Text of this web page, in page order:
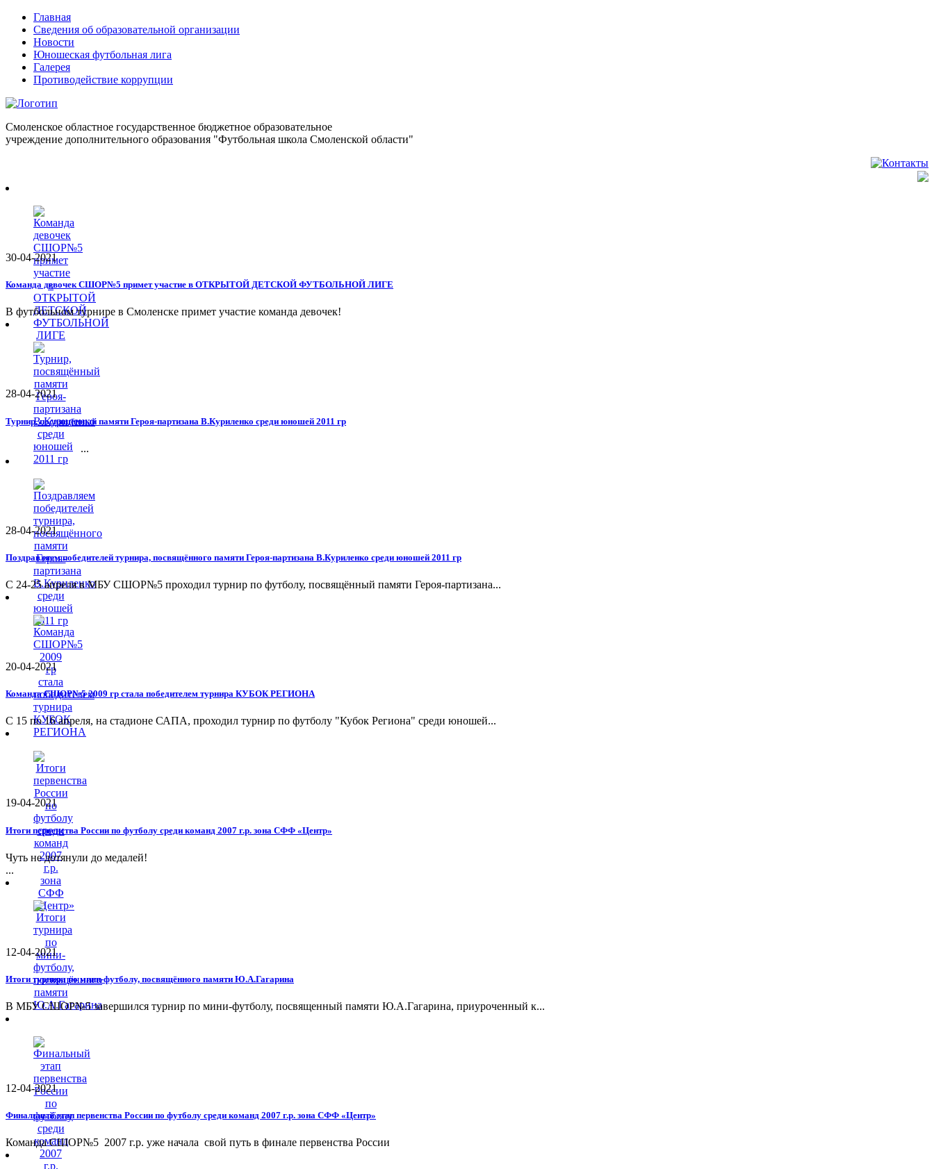
Главная
Сведения об образовательной организации
Новости
Юношеская футбольная лига
Галерея
Противодействие коррупции
Смоленское областное государственное бюджетное образовательное
учреждение дополнительного образования "Футбольная школа Смоленской области"
30-04-2021
Команда девочек СШОР№5 примет участие в ОТКРЫТОЙ ДЕТСКОЙ ФУТБОЛЬНОЙ ЛИГЕ
В футбольном турнире в Смоленске примет участие команда девочек!
28-04-2021
Турнир, посвящённый памяти Героя-партизана В.Куриленко среди юношей 2011 гр
...
28-04-2021
Поздравляем победителей турнира, посвящённого памяти Героя-партизана В.Куриленко среди юношей 2011 гр
С 24-25 апреля в МБУ СШОР№5 проходил турнир по футболу, посвящённый памяти Героя-партизана...
20-04-2021
Команда СШОР№5 2009 гр стала победителем турнира КУБОК РЕГИОНА
С 15 по 16 апреля, на стадионе САПА, проходил турнир по футболу "Кубок Региона" среди юношей...
19-04-2021
Итоги первенства России по футболу среди команд 2007 г.р. зона СФФ «Центр»
Чуть не дотянули до медалей!
...
12-04-2021
Итоги турнира по мини-футболу, посвящённого памяти Ю.А.Гагарина
В МБУ СШОР№5 завершился турнир по мини-футболу, посвященный памяти Ю.А.Гагарина, приуроченный к...
12-04-2021
Финальный этап первенства России по футболу среди команд 2007 г.р. зона СФФ «Центр»
Команда СШОР№5 2007 г.р. уже начала свой путь в финале первенства России